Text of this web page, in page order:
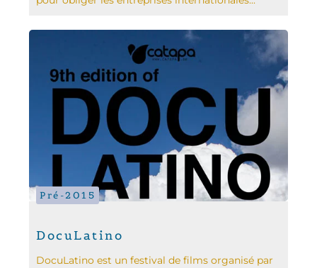
Pré-2015
DocuLatino
DocuLatino est un festival de films organisé par